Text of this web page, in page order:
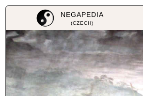
NEGAPEDIA
(CZECH)